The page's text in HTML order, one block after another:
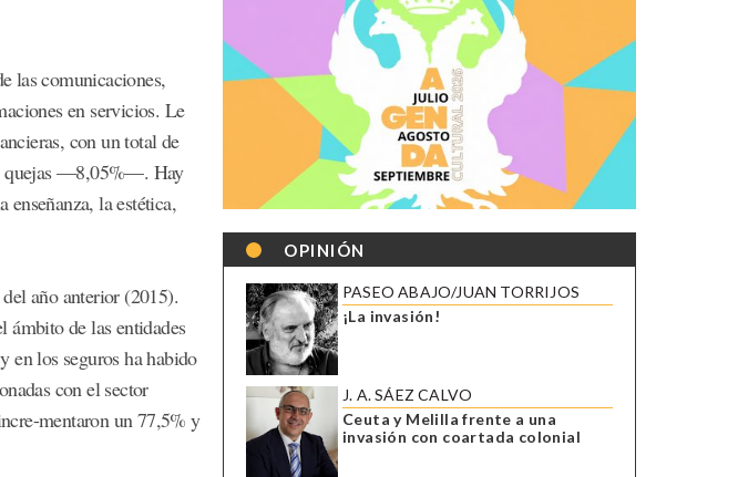
las comunicaciones,
en servicios. Le
con un total de
quejas —8,05%—. Hay
la estética,
año anterior (2015).
ámbito de las entidades
en los seguros ha habido
con el sector
mentaron un 77,5% y
OPINIÓN
PASEO ABAJO/JUAN TORRIJOS
¡La invasión!
J. A. SÁEZ CALVO
Ceuta y Melilla frente a una
invasión con coartada colonial